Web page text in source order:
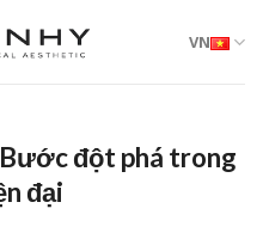
VN
đột phá trong
đại